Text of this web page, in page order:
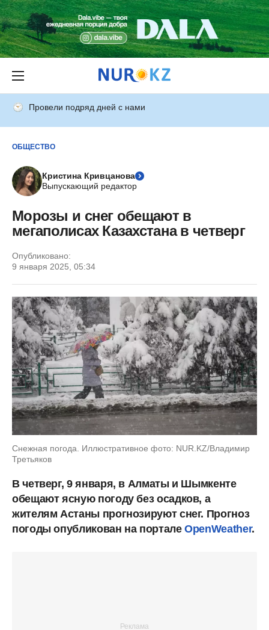
Провели подряд дней с нами
ОБЩЕСТВО
Кристина Кривцанова
Выпускающий редактор
Морозы и снег обещают в
мегаполисах Казахстана в четверг
Опубликовано:
9 января 2025, 05:34
Снежная погода. Иллюстративное фото: NUR.KZ/Владимир
Третьяков
В четверг, 9 января, в Алматы и Шымкенте
обещают ясную погоду без осадков, а
жителям Астаны прогнозируют снег. Прогноз
погоды опубликован на порталеOpenWeather.